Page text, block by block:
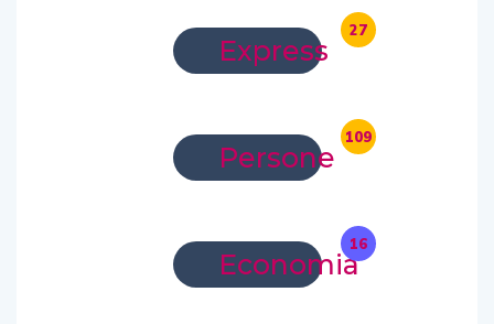
Express
27
Persone
109
Economia
16